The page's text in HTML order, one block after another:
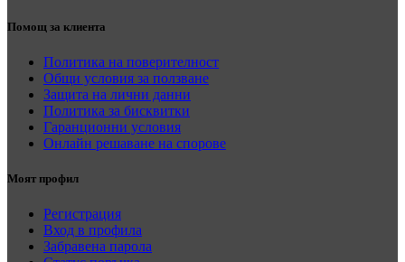
Помощ за клиента
Политика на поверителност
Общи условия за ползване
Защита на лични данни
Политика за бисквитки
Гаранционни условия
Онлайн решаване на спорове
Моят профил
Регистрация
Вход в профила
Забравена парола